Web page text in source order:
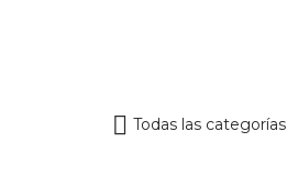
Todas las categorías